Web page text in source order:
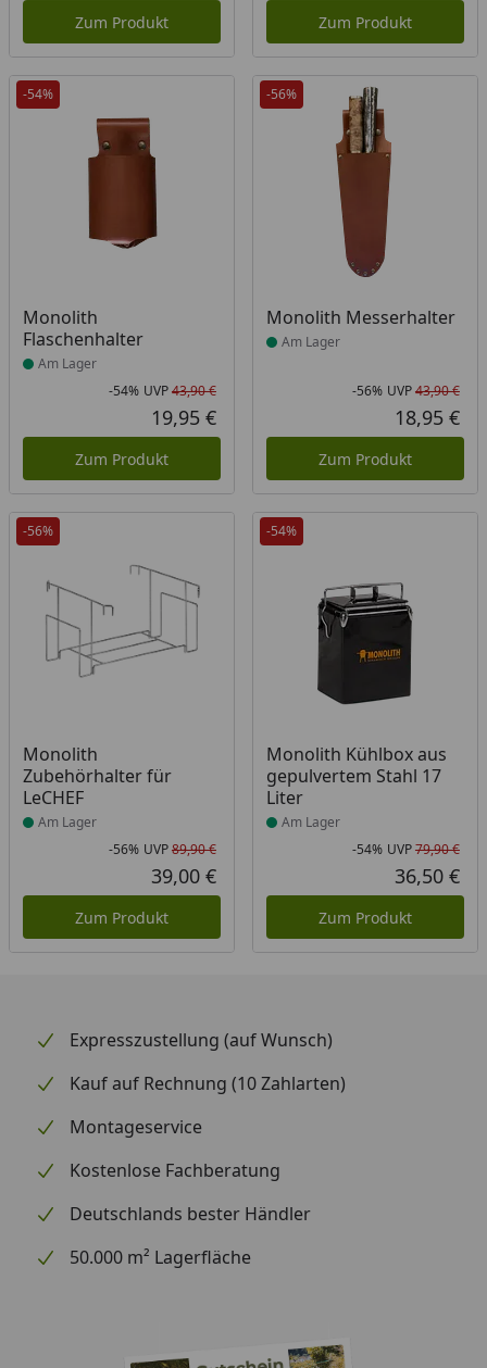
Zum Produkt Zum Produkt
-54%
Monolith
Flaschenhalter
Produkt am Lager
Am Lager
Rabatt in Prozent
-54%
Ursprünglicher Preis
UVP43,90 €
Aktueller Preis
19,95 €
Zum Produkt
-56%
Monolith Messerhalter
Produkt am Lager
Am Lager
-56% UVP43,90 €
18,95 €
Zum Produkt
-56%
Monolith
Zubehörhalter für
LeCHEF
Produkt am Lager
Am Lager
Rabatt in Prozent
-56%
Ursprünglicher Preis
UVP89,90 €
Aktueller Preis
39,00 €
Zum Produkt
-54%
Monolith Kühlbox aus
gepulvertem Stahl 17
Liter
Produkt am Lager
Am Lager
-54% UVP79,90 €
36,50 €
Zum Produkt
Expresszustellung (auf Wunsch)
Kauf auf Rechnung (10 Zahlarten)
Montageservice
Kostenlose Fachberatung
Deutschlands bester Händler
50.000 m² Lagerfläche